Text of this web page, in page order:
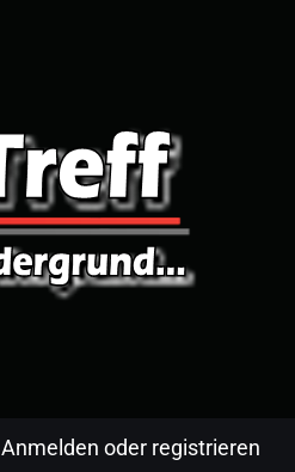
Anmelden oder registrieren